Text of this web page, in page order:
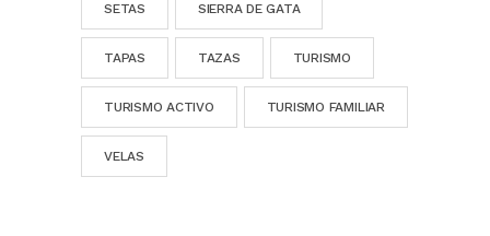
SETAS SIERRA DE GATA
TAPAS TAZAS TURISMO
TURISMO ACTIVO TURISMO FAMILIAR
VELAS